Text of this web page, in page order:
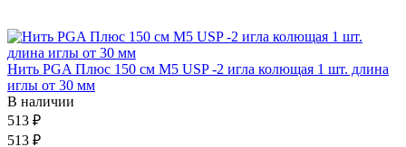
Нить PGA Плюс 150 см М5 USP -2 игла колющая 1 шт. длина
иглы от 30 мм
В наличии
513 ₽
513 ₽